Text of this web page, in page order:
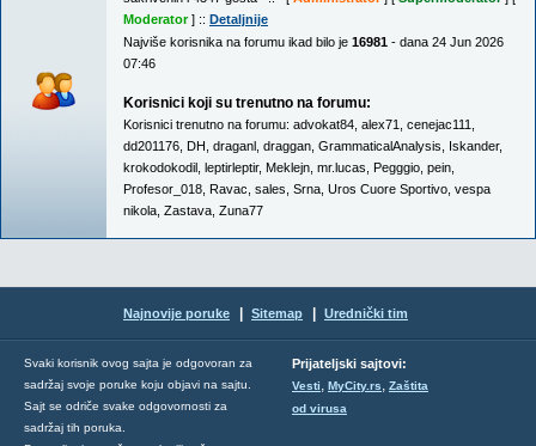
Moderator] :: Detaljnije
Najviše korisnika na forumu ikad bilo je 16981 - dana 24 Jun 2026
07:46
Korisnici koji su trenutno na forumu:
Korisnici trenutno na forumu: advokat84 alex71 cenejac111
dd201176 DH draganl draggan GrammaticalAnalysis Iskander,
krokodokodil leptirleptir, Meklejn mr.lucas Pegggio pein
Profesor_018 Ravac sales Srna Uros Cuore Sportivo vespa
nikola Zastava Zuna77
Najnovije poruke Sitemap Urednički tim
Svaki korisnik ovog sajta je odgovoran za
sadržaj svoje poruke koju objavi na sajtu.
Sajt se odriče svake odgovornosti za
sadržaj tih poruka.
Prijateljski sajtovi:
Vesti, MyCity.rs, Zaštita
od virusa